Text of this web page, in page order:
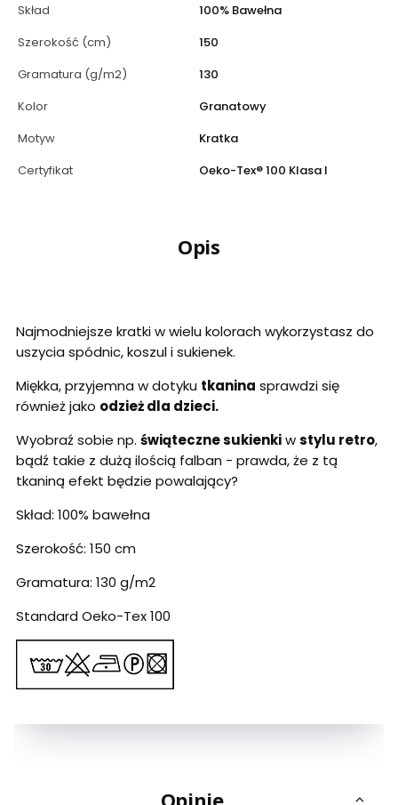
Skład
100% Bawełna
Szerokość (cm)
150
Gramatura (g/m2)
130
Kolor
Granatowy
Motyw
Kratka
Certyfikat
Oeko-Tex® 100 Klasa I
Opis
Najmodniejsze kratki w wielu kolorach wykorzystasz do
uszycia spódnic, koszul i sukienek.
Miękka, przyjemna w dotyku tkanina sprawdzi się
również jako odzież dla dzieci.
Wyobraź sobie np. świąteczne sukienkiwstylu retro,
bądź takie z dużą ilością falban - prawda, że z tą
tkaniną efekt będzie powalający?
Skład: 100% bawełna
Szerokość: 150 cm
Gramatura: 130 g/m2
Standard Oeko-Tex 100
Opinie